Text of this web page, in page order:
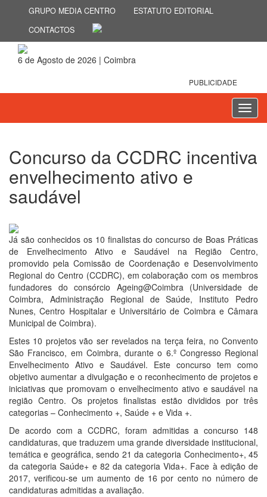
GRUPO MEDIA CENTRO
ESTATUTO EDITORIAL
CONTACTOS
6 de Agosto de 2026 | Coimbra
PUBLICIDADE
Concurso da CCDRC incentiva
envelhecimento ativo e
saudável
Já são conhecidos os 10 finalistas do concurso de Boas Práticas
de Envelhecimento Ativo e Saudável na Região Centro,
promovido pela Comissão de Coordenação e Desenvolvimento
Regional do Centro (CCDRC), em colaboração com os membros
fundadores do consórcio Ageing@Coimbra (Universidade de
Coimbra, Administração Regional de Saúde, Instituto Pedro
Nunes, Centro Hospitalar e Universitário de Coimbra e Câmara
Municipal de Coimbra).
Estes 10 projetos vão ser revelados na terça feira, no Convento
São Francisco, em Coimbra, durante o 6.º Congresso Regional
Envelhecimento Ativo e Saudável. Este concurso tem como
objetivo aumentar a divulgação e o reconhecimento de projetos e
iniciativas que promovam o envelhecimento ativo e saudável na
região Centro. Os projetos finalistas estão divididos por três
categorias – Conhecimento +, Saúde + e Vida +.
De acordo com a CCDRC, foram admitidas a concurso 148
candidaturas, que traduzem uma grande diversidade institucional,
temática e geográfica, sendo 21 da categoria Conhecimento+, 45
da categoria Saúde+ e 82 da categoria Vida+. Face à edição de
2017, verificou-se um aumento de 16 por cento no número de
candidaturas admitidas a avaliação.